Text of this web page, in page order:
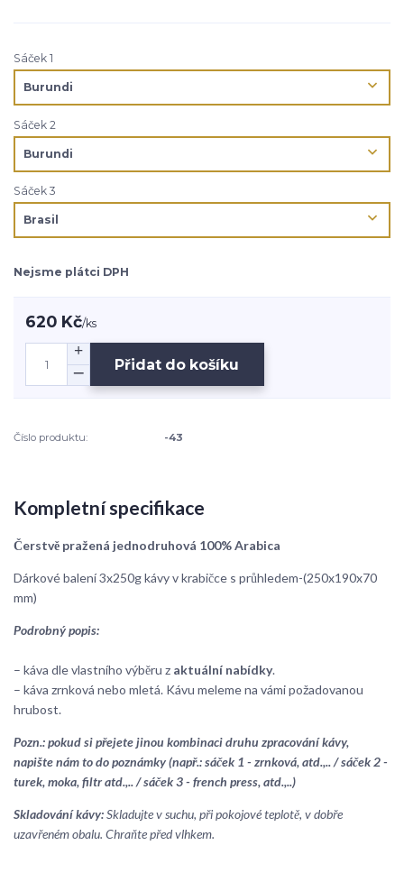
Sáček 1
Sáček 2
Sáček 3
Nejsme plátci DPH
620 Kč/ks
Přidat do košíku
Číslo produktu: -43
Kompletní specifikace
Čerstvě pražená jednodruhová 100% Arabica
Dárkové balení 3x250g kávy v krabičce s průhledem-(250x190x70
mm)
Podrobný popis:
– káva dle vlastního výběru z aktuální nabídky.
– káva zrnková nebo mletá. Kávu meleme na vámi požadovanou
hrubost.
Pozn.: pokud si přejete jinou kombinaci druhu zpracování kávy,
napište nám to do poznámky (např.: sáček 1 - zrnková, atd.,.. / sáček 2 -
turek, moka, filtr atd.,.. / sáček 3 - french press, atd.,..)
Skladování kávy:Skladujte v suchu, při pokojové teplotě, v dobře
uzavřeném obalu. Chraňte před vlhkem.